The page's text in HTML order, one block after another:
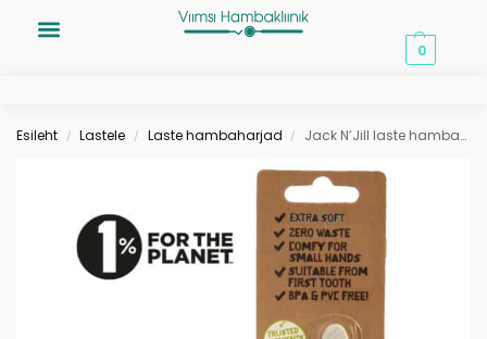
0
Esileht / Lastele / Laste hambaharjad / Jack N’Jill laste hambahari Elephant Ellie